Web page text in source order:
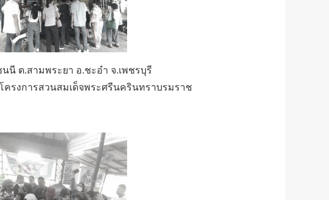
นี ต.สามพระยา อ.ชะอำ จ.เพชรบุรี
รงการสวนสมเด็จพระศรีนครินทราบรมราช